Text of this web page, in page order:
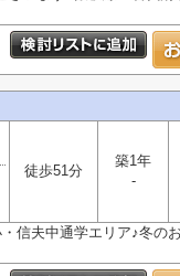
徒歩51分
築1年
-
信夫中通学エリア♪冬の